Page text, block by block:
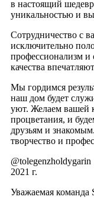
в настоящий
уникальностью и
Сотрудничество с
исключительно
профессионализм и
качества
Мы гордимся
наш дом будет
уют. Желаем вашей
процветания, и
друзьям и
творчество и
@tolegenzholdygarin
2021 г.
Уважаемая команда